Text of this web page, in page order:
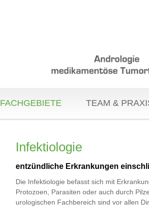
FACHGEBIETE TEAM &
Infektiologie
entzündliche Erkrankungen
Die Infektiologie befasst sich mit
Protozoen, Parasiten oder auch durch
urologischen Fachbereich sind vor allen